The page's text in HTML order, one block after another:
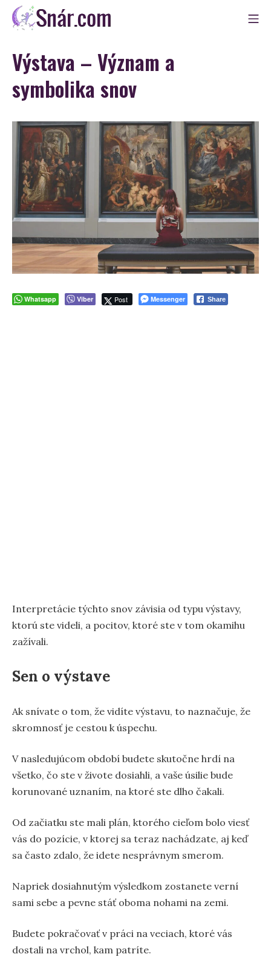
Skip
Snár
Výstava – Význam a
symbolika snov
Whatsapp Viber Post Messenger Share
Interpretácie týchto snov závisia od typu výstavy,
ktorú ste videli, a pocitov, ktoré ste v tom okamihu
zažívali.
Sen o výstave
Ak snívate o tom, že vidíte výstavu, to naznačuje, že
skromnosť je cestou k úspechu.
V nasledujúcom období budete skutočne hrdí na
všetko, čo ste v živote dosiahli, a vaše úsilie bude
korunované uznaním, na ktoré ste dlho čakali.
Od začiatku ste mali plán, ktorého cieľom bolo viesť
vás do pozície, v ktorej sa teraz nachádzate, aj keď
sa často zdalo, že idete nesprávnym smerom.
Napriek dosiahnutým výsledkom zostanete verní
sami sebe a pevne stáť oboma nohami na zemi.
Budete pokračovať v práci na veciach, ktoré vás
dostali na vrchol, kam patríte.